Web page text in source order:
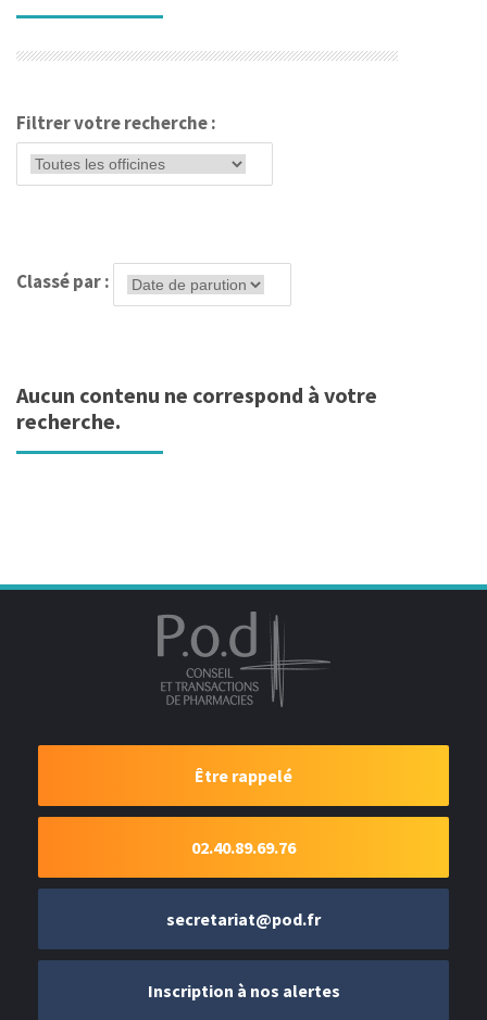
Filtrer votre recherche :
Classé par :
Aucun contenu ne correspond à votre
recherche.
Être rappelé
02.40.89.69.76
secretariat@pod.fr
Inscription à nos alertes